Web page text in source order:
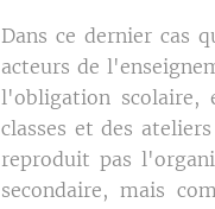
Dans ce dernier cas
acteurs de
l'obligation scolaire,
classes et des
reproduit pas
secondaire, mais